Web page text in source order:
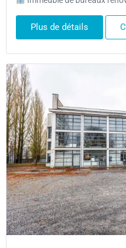
Plus de détails